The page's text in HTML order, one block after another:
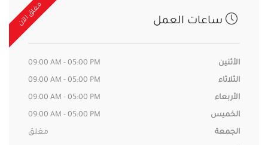
مغلق الآن ساعات العمل
الأثنين 09:00 AM - 05:00 PM
الثلاثاء 09:00 AM - 05:00 PM
الأربعاء 09:00 AM - 05:00 PM
الخميس 09:00 AM - 05:00 PM
الجمعة مغلق